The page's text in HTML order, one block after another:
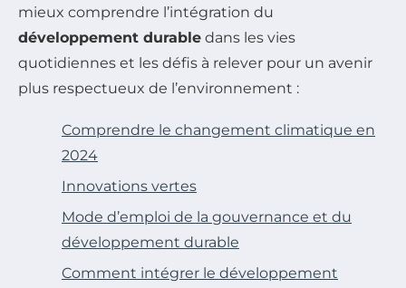
mieux comprendre l’intégration du
développement durable dans les vies
quotidiennes et les défis à relever pour un avenir
plus respectueux de l’environnement :
Comprendre le changement climatique en
2024
Innovations vertes
Mode d’emploi de la gouvernance et du
développement durable
Comment intégrer le développement